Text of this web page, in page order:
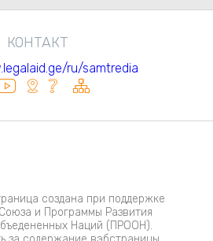
КОНТАКТ
ru/samtredia
создана при поддержке
и Программы Развития
Наций (ПРООН).